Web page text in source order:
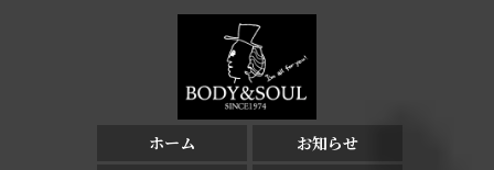
ホーム
お知らせ